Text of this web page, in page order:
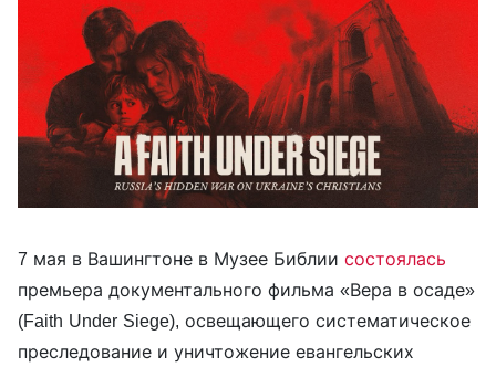
7 мая в Вашингтоне в Музее Библии состоялась
премьера документального фильма «Вера в осаде»
(Faith Under Siege), освещающего систематическое
преследование и уничтожение евангельских